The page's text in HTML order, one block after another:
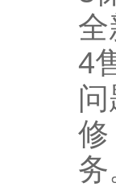
4
修
务